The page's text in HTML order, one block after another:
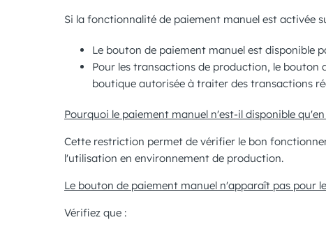
Si la fonctionnalité de paiement manuel est activée
Le bouton de paiement manuel est disponible
Pour les transactions de production, le bouton
boutique autorisée à traiter des transactions
Pourquoi le paiement manuel n'est-il disponible
Cette restriction permet de vérifier le bon
l'utilisation en environnement de production.
Le bouton de paiement manuel n'apparaît pas pour
Vérifiez que :